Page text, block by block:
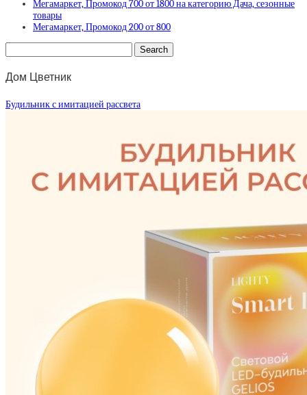
Мегамаркет, Промокод 700 от 1800 на категорию Дача, сезонные
товары
Мегамаркет, Промокод 200 от 800
Дом Цветник
Будильник с имитацией рассвета